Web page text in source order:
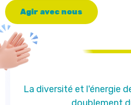
Agir avec nous
La diversité et l'énergie